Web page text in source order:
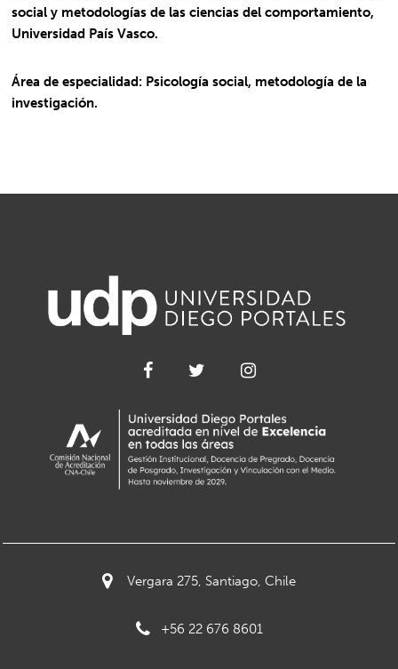
social y metodologías de las ciencias del comportamiento,
Universidad País Vasco.
Área de especialidad: Psicología social, metodología de la
investigación.
Vergara 275, Santiago, Chile
+56 22 676 8601